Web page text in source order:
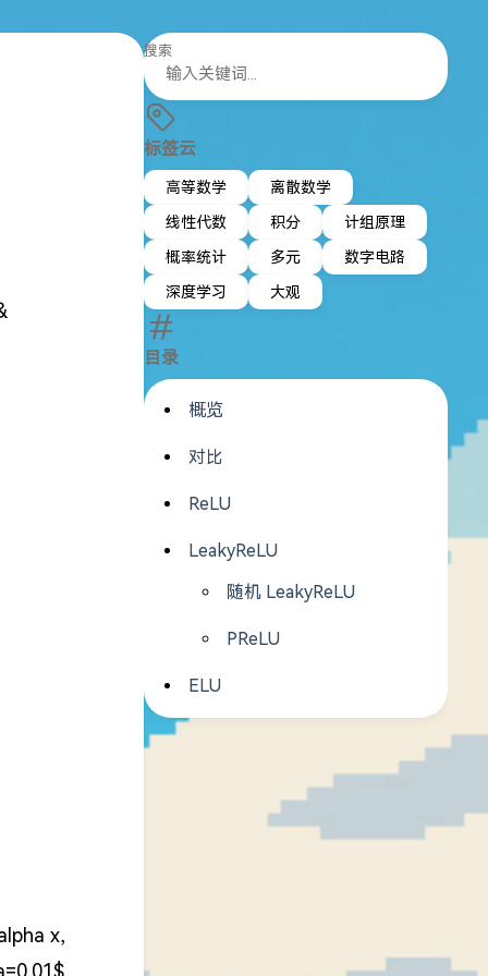
搜索
标签云
高等数学
离散数学
线性代数
积分
计组原理
概率统计
多元
数字电路
深度学习
大观
目录
概览
对比
ReLU
LeakyReLU
随机 LeakyReLU
PReLU
ELU
x)}
x,